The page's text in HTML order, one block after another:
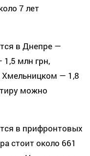
7 лет
в Днепре —
1,5 млн грн,
— 1,8
можно
в прифронтовых
стоит около 661